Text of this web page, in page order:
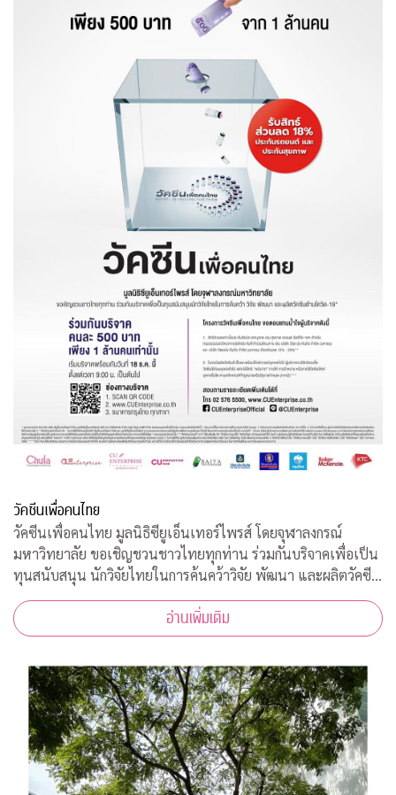
วัคซีนเพื่อคนไทย
วัคซีนเพื่อคนไทย มูลนิธิซียูเอ็นเทอร์ไพรส์ โดยจุฬาลงกรณ์
มหาวิทยาลัย ขอเชิญชวนชาวไทยทุกท่าน ร่วมกันบริจาคเพื่อเป็น
ทุนสนับสนุน นักวิจัยไทยในการค้นคว้าวิจัย พัฒนา และผลิตวัคซีน
ต้านโควิด-19*
อ่านเพิ่มเติม